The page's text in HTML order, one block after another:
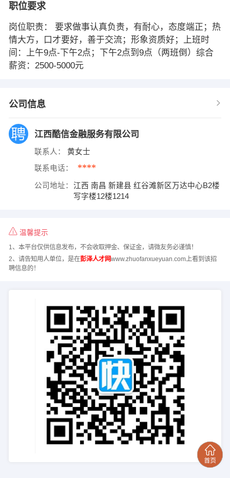
职位要求
岗位职责： 要求做事认真负责，有耐心，态度端正；热
情大方，口才要好，善于交流；形象资质好；上班时
间：上午9点-下午2点；下午2点到9点（两班倒）综合
薪资：2500-5000元
公司信息
江西酷信金融服务有限公司
联系人： 黄女士
联系电话： ****
公司地址：
江西 南昌 新建县 红谷滩新区万达中心B2楼
写字楼12楼1214
温馨提示
1、本平台仅供信息发布，不会收取押金、保证金，请微友务必谨慎！
2、请告知用人单位，是在彭泽人才网www.zhuofanxueyuan.com上看到该招
聘信息的！